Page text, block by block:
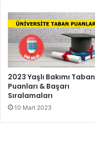
2023 Yaşlı Bakımı Taban
Puanları & Başarı
Sıralamaları
10 Mart 2023